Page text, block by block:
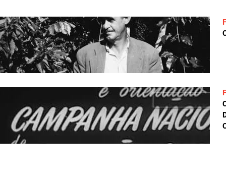
FORMULÁRIO DE BUSCA